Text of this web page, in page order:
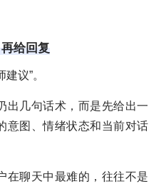
给回复
议”。
出几句话术，而是先给出一
意图、情绪状态和当前对话
在聊天中最难的，往往不是